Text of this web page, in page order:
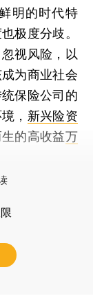
明的时代特
极度分歧。
视风险，以
为商业社会
保险公司的
， 新兴险资
的高收益万